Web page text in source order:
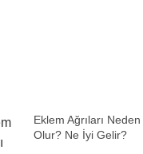
Eklem Ağrıları Neden
Olur? Ne İyi Gelir?